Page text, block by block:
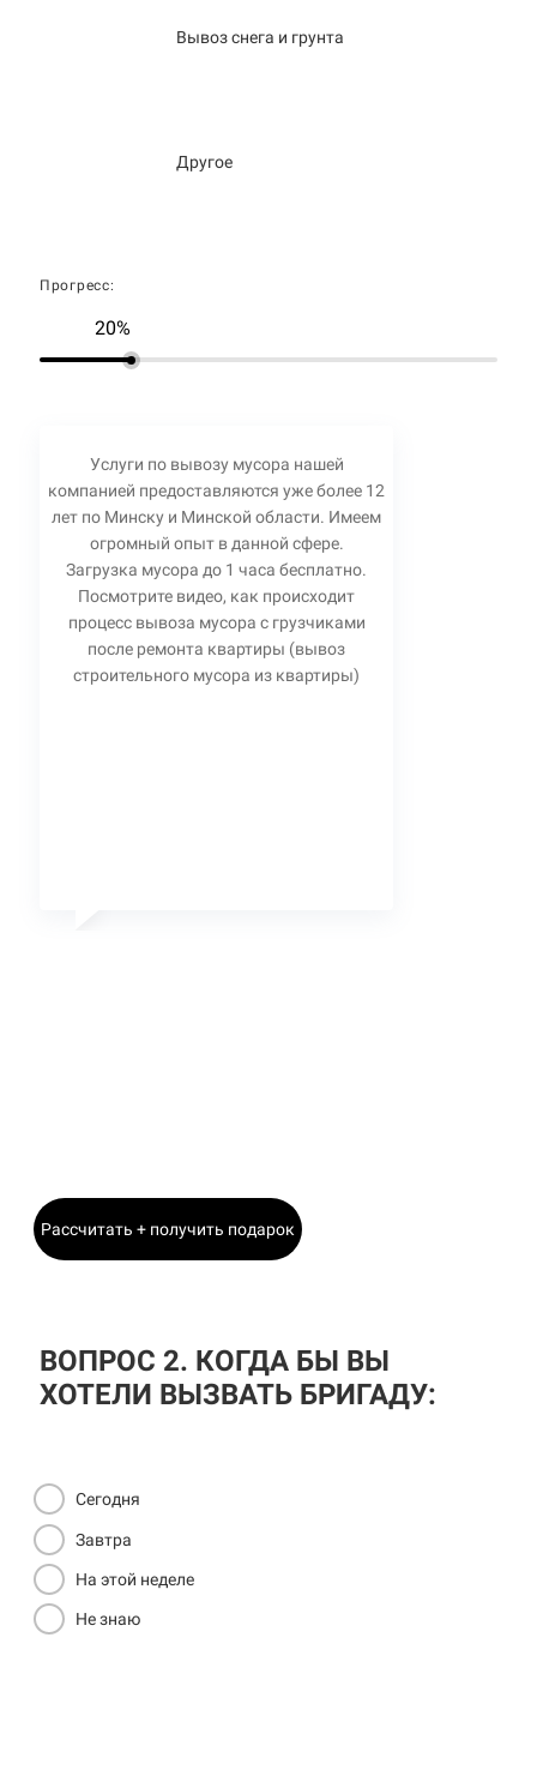
Вывоз снега и грунта
Другое
Прогресс:
20%
Услуги по вывозу мусора нашей
компанией предоставляются уже более 12
лет по Минску и Минской области. Имеем
огромный опыт в данной сфере.
Загрузка мусора до 1 часа бесплатно.
Посмотрите видео, как происходит
процесс вывоза мусора с грузчиками
после ремонта квартиры (вывоз
строительного мусора из квартиры)
Рассчитать + получить подарок
ВОПРОС 2. КОГДА БЫ ВЫ
ХОТЕЛИ ВЫЗВАТЬ БРИГАДУ:
Сегодня
Завтра
На этой неделе
Не знаю